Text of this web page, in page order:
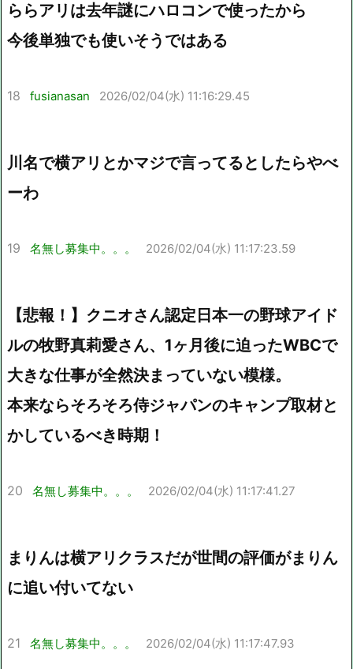
ららアリは去年謎にハロコンで使ったから
今後単独でも使いそうではある
18 fusianasan 2026/02/04(水) 11:16:29.45
川名で横アリとかマジで言ってるとしたらやべ
ーわ
19 名無し募集中。。。 2026/02/04(水) 11:17:23.59
【悲報！】クニオさん認定日本一の野球アイド
ルの牧野真莉愛さん、1ヶ月後に迫ったWBCで
大きな仕事が全然決まっていない模様。
本来ならそろそろ侍ジャパンのキャンプ取材と
かしているべき時期！
20 名無し募集中。。。 2026/02/04(水) 11:17:41.27
まりんは横アリクラスだが世間の評価がまりん
に追い付いてない
21 名無し募集中。。。 2026/02/04(水) 11:17:47.93